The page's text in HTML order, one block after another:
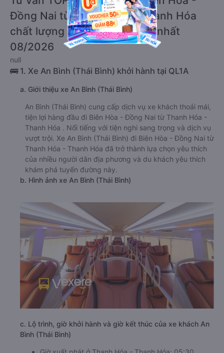
Đồng Nai từ Thanh Hóa - Thanh Hóa
chất lượng cao, uy tín, giá rẻ nhất
08/2026
null
🚌 1. Xe An Bình (Thái Bình) khởi hành tại QL1A
a. Giới thiệu xe An Bình (Thái Bình)
An Bình (Thái Bình) cung cấp dịch vụ xe khách thoải mái,
tiện lợi hàng đầu đi Biên Hòa - Đồng Nai từ Thanh Hóa -
Thanh Hóa . Nổi tiếng với tiện nghi sang trọng và dịch vụ
vượt trội. Xe An Bình (Thái Bình) đi Biên Hòa - Đồng Nai từ
Thanh Hóa - Thanh Hóa đã trở thành lựa chọn yêu thích
của nhiều người dân địa phương và du khách yêu thích
khám phá tuyến đường này.
b. Hình ảnh xe An Bình (Thái Bình)
c. Lộ trình, giờ khởi hành và giờ kết thúc của xe khách An
Bình (Thái Bình)